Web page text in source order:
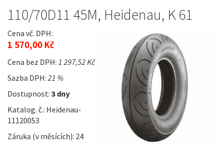
110/70D11 45M, Heidenau, K 61
Cena vč. DPH:
1 570,00 Kč
Cena bez DPH: 1 297,52 Kč
Sazba DPH: 21 %
Dostupnost: 3 dny
Katalog. č.: Heidenau-
11120053
Záruka (v měsících): 24